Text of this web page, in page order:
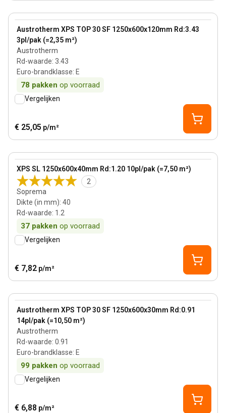
Austrotherm XPS TOP 30 SF 1250x600x120mm Rd:3.43
3pl/pak (=2,35 m²)
Austrotherm
Rd-waarde: 3.43
Euro-brandklasse: E
78 pakken op voorraad
View product
Vergelijken
€ 25,05 p/m²
XPS SL 1250x600x40mm Rd:1.20 10pl/pak (=7,50 m²)
2
Soprema
Dikte (in mm): 40
Rd-waarde: 1.2
37 pakken op voorraad
View product
Vergelijken
€ 7,82 p/m²
Austrotherm XPS TOP 30 SF 1250x600x30mm Rd:0.91
14pl/pak (=10,50 m²)
Austrotherm
Rd-waarde: 0.91
Euro-brandklasse: E
99 pakken op voorraad
View product
Vergelijken
€ 6,88 p/m²